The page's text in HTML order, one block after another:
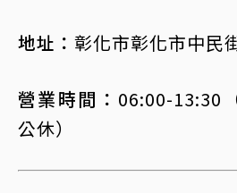
地址： 彰化市彰化市中民
營業時間： 06:00-13:30
公休）